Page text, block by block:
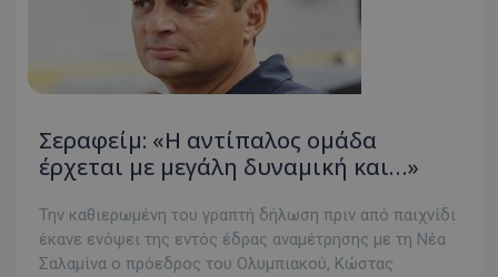
Σεραφείμ: «Η αντίπαλος ομάδα
έρχεται με μεγάλη δυναμική και…»
Την καθιερωμένη του γραπτή δήλωση πριν από παιχνίδι
έκανε ενόψει της εντός έδρας αναμέτρησης με τη Νέα
Σαλαμίνα ο πρόεδρος του Ολυμπιακού, Κώστας